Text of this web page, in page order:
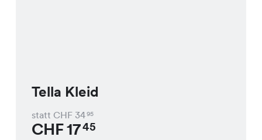
Tella Kleid
statt CHF 3495
CHF1745